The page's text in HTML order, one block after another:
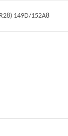
149D/152A8